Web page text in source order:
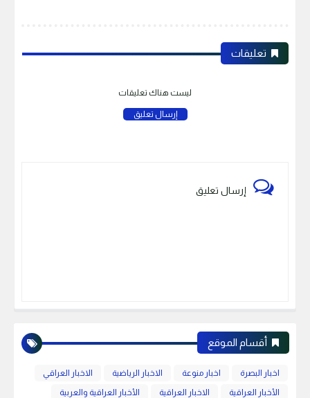
تعليقات
ليست هناك تعليقات
إرسال تعليق
إرسال تعليق
أقسام الموقع
اخبار البصرة اخبار منوعة الاخبار الرياضية
الاخبار العراقي
الأخبار العراقية
الاخبار العراقية
الأخبار العراقية والعربية